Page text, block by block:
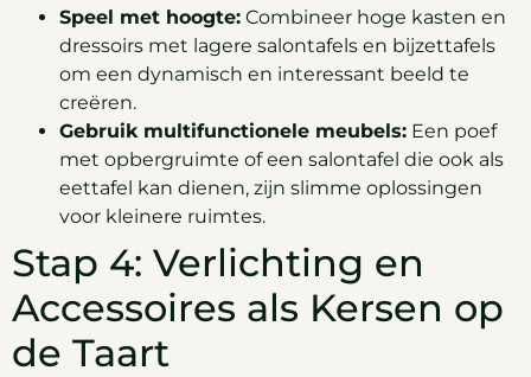
Speel met hoogte: Combineer hoge kasten en
dressoirs met lagere salontafels en bijzettafels
om een dynamisch en interessant beeld te
creëren.
Gebruik multifunctionele meubels: Een poef
met opbergruimte of een salontafel die ook als
eettafel kan dienen, zijn slimme oplossingen
voor kleinere ruimtes.
Stap 4: Verlichting en
Accessoires als Kersen op
de Taart